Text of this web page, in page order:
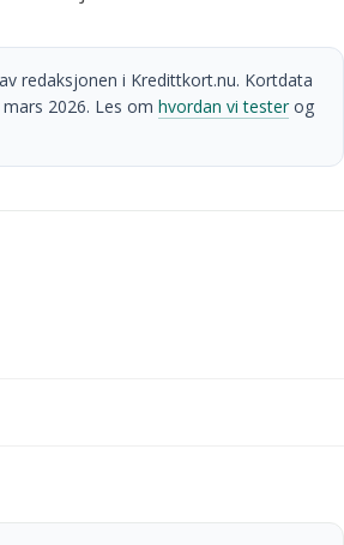
redaksjonen i Kredittkort.nu. Kortdata
2026. Les om hvordan vi testerog